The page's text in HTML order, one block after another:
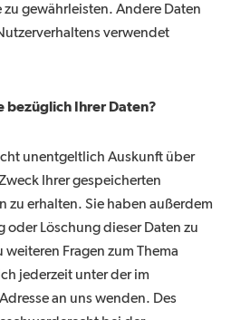
gewährleisten. Andere Daten
verwendet
bezüglich Ihrer Daten?
unentgeltlich Auskunft über
Ihrer gespeicherten
zu erhalten. Sie haben außerdem
oder Löschung dieser Daten zu
Fragen zum Thema
jederzeit unter der im
an uns wenden. Des